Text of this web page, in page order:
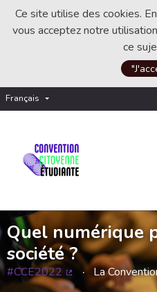
Ce site utilise des cookies.
vous acceptez notre
ce
Français Choisir la langue
Quel numérique
société ?
#CCE2022
(Lien externe)
La